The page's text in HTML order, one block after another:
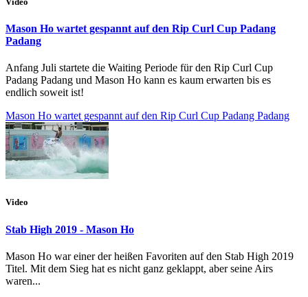
Mason Ho wartet gespannt auf den Rip Curl Cup Padang
Padang
Anfang Juli startete die Waiting Periode für den Rip Curl Cup
Padang Padang und Mason Ho kann es kaum erwarten bis es
endlich soweit ist!
Mason Ho wartet gespannt auf den Rip Curl Cup Padang Padang
Video
Stab High 2019 - Mason Ho
Mason Ho war einer der heißen Favoriten auf den Stab High 2019
Titel. Mit dem Sieg hat es nicht ganz geklappt, aber seine Airs
waren...